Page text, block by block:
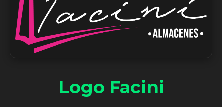
Logo Facini